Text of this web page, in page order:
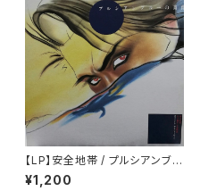
【LP】安全地帯 / プルシアンブル
ーの肖像 オリジナル・サウンドト
ラック
¥1,200